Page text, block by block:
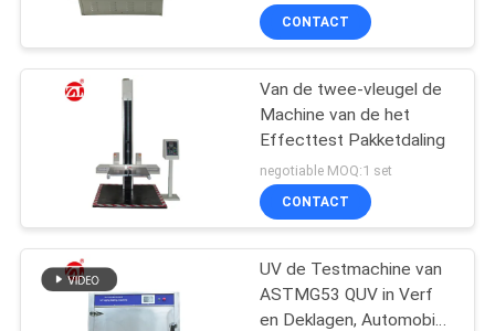
CONTACT
Van de twee-vleugel de
Machine van de het
Effecttest Pakketdaling
negotiable MOQ:1 set
CONTACT
UV de Testmachine van
ASTMG53 QUV in Verf
en Deklagen, Automobiel,